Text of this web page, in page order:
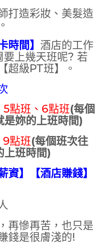
打造彩妝、美髮造
時間】 酒店的工作
要上幾天班呢? 若
超級PT班】。
點班、6點班(每個
妳的上班時間)
9點班(每個班次往
上班時間)
資】【酒店賺錢】
再慘再苦，也只是
錢是很膚淺的!